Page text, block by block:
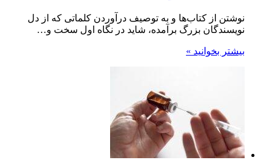
نوشتن از کتاب‌­ها و به توصیف درآوردن کلماتی که از دل
نویسندگان بزرگ برآمده، شاید در نگاه اول سخت و…
بیشتر بخوانید »